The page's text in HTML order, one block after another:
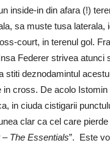
inside-in din afara (!)
sa muste tusa
court, in terenul gol.
Federer strivea
stiti deznodamintul
in cross. De acolo
in ciuda cistigarii
clar ca cel care
– The Essentials”. Este